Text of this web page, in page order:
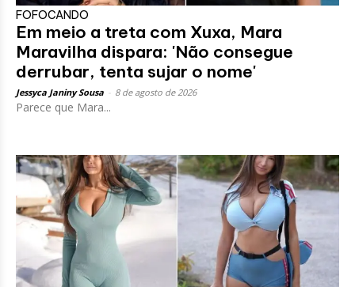
FOFOCANDO
Em meio a treta com Xuxa, Mara
Maravilha dispara: 'Não consegue
derrubar, tenta sujar o nome'
Jessyca Janiny Sousa 8 de agosto de 2026
Parece que Mara...